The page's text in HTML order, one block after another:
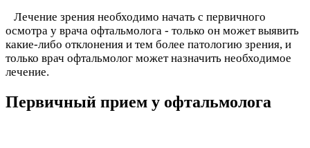
Лечение зрения необходимо начать с первичного
осмотра у врача офтальмолога - только он может выявить
какие-либо отклонения и тем более патологию зрения, и
только врач офтальмолог может назначить необходимое
лечение.
Первичный прием у офтальмолога